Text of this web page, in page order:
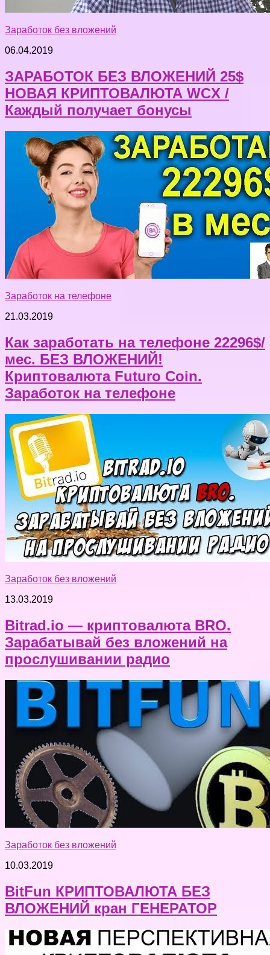
Заработок без вложений
06.04.2019
ЗАРАБОТОК БЕЗ ВЛОЖЕНИЙ 25$
НОВАЯ КРИПТОВАЛЮТА WCX /
Каждый получает бонусы
Заработок на телефоне
21.03.2019
Как заработать на телефоне 22296$/
мес. БЕЗ ВЛОЖЕНИЙ!
Криптовалюта Futuro Coin.
Заработок на телефоне
Заработок без вложений
13.03.2019
Bitrad.io — криптовалюта BRO.
Зарабатывай без вложений на
прослушивании радио
Заработок без вложений
10.03.2019
BitFun КРИПТОВАЛЮТА БЕЗ
ВЛОЖЕНИЙ кран ГЕНЕРАТОР